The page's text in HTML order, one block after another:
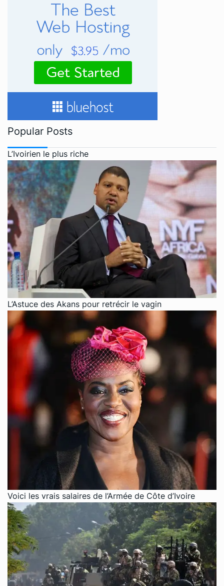
Popular Posts
L’Ivoirien le plus riche
L’Astuce des Akans pour retrécir le vagin
Voici les vrais salaires de l’Armée de Côte d’Ivoire